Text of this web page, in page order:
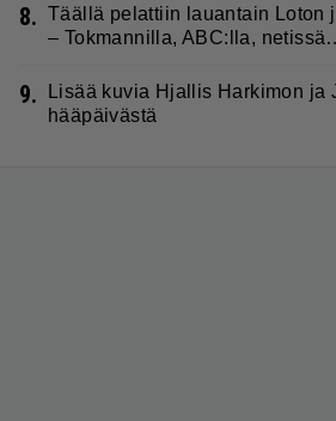
8. Täällä pelattiin lauantain Loton
– Tokmannilla, ABC:lla,
9.
Lisää kuvia Hjallis Harkimon ja
hääpäivästä